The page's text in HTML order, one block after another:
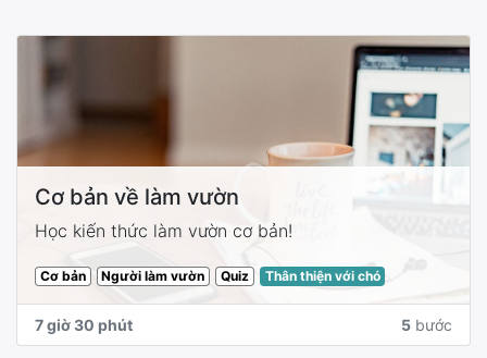
Cơ bản về làm vườn
Học kiến thức làm vườn cơ bản!
Cơ bản Người làm vườn Quiz Thân thiện với chó
7 giờ 30 phút 5 bước